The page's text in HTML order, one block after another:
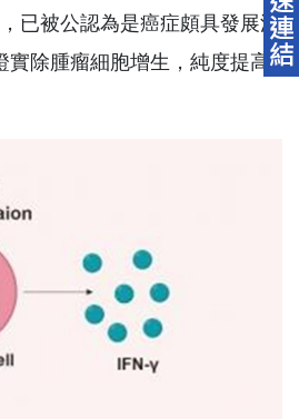
已被公認為是癌症頗具發展潛
除腫瘤細胞增生，純度提高